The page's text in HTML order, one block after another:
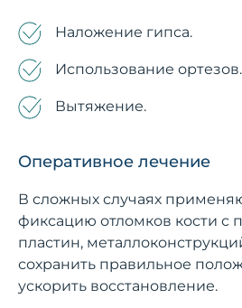
Наложение гипса.
Использование ортезов.
Вытяжение.
Оперативное лечение
В сложных случаях
фиксацию отломков кости с
пластин,
сохранить правильное
ускорить восстановление.